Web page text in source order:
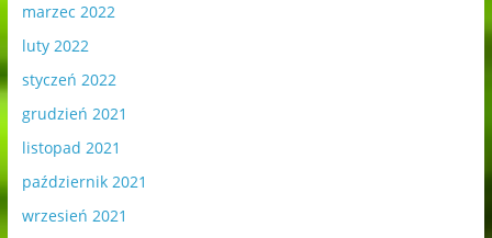
marzec 2022
luty 2022
styczeń 2022
grudzień 2021
listopad 2021
październik 2021
wrzesień 2021